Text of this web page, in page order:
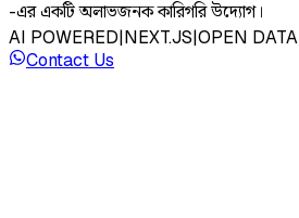
-এর একটি অলাভজনক কারিগরি উদ্যোগ।
AI POWERED|NEXT.JS|OPEN DATA
Contact Us